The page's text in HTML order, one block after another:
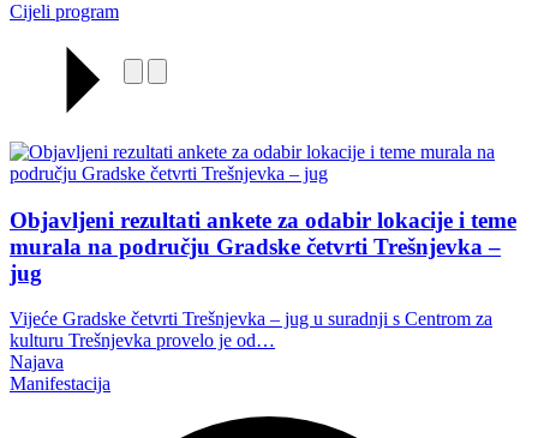
Cijeli program
Objavljeni rezultati ankete za odabir lokacije i teme
murala na području Gradske četvrti Trešnjevka –
jug
Vijeće Gradske četvrti Trešnjevka – jug u suradnji s Centrom za
kulturu Trešnjevka provelo je od…
Najava
Manifestacija